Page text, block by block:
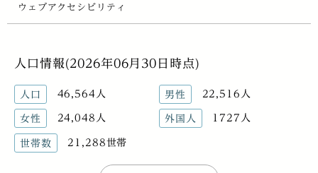
ウェブアクセシビリティ
人口情報(2026年06月30日時点)
人口 46,564人 男性 22,516人
女性 24,048人 外国人 1727人
世帯数 21,288世帯